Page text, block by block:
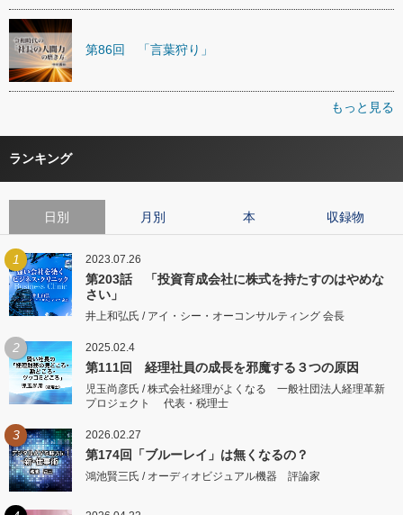
第86回 「言葉狩り」
もっと見る
ランキング
日別 月別 本 収録物
1 2023.07.26
第203話 「投資育成会社に株式を持たすのはやめな
さい」
井上和弘氏 / アイ・シー・オーコンサルティング 会長
2 2025.02.4
第111回 経理社員の成長を邪魔する３つの原因
児玉尚彦氏 / 株式会社経理がよくなる 一般社団法人経理革新
プロジェクト 代表・税理士
3 2026.02.27
第174回「ブルーレイ」は無くなるの？
鴻池賢三氏 / オーディオビジュアル機器 評論家